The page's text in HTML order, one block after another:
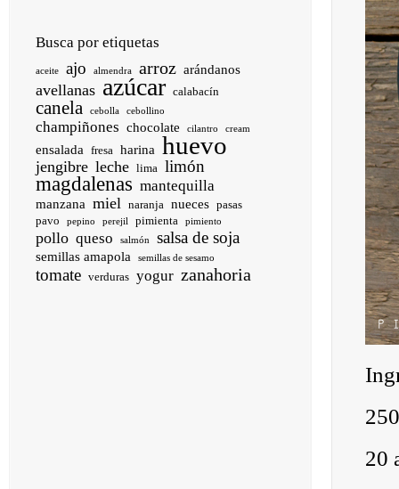
Busca por etiquetas
aceite ajo almendra arroz arándanos
avellanas azúcar calabacín
canela cebolla cebollino
champiñones chocolate cilantro cream
ensalada fresa harina huevo
jengibre leche lima limón
magdalenas mantequilla
manzana miel naranja nueces pasas
pavo
pepino perejil pimienta pimiento
pollo queso salmón salsa de soja
semillas amapola semillas de sesamo
tomate verduras yogur zanahoria
20